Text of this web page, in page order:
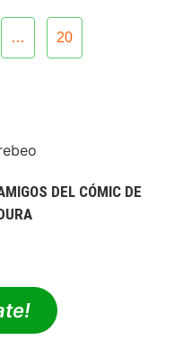
… 20
DEL CÓMIC DE